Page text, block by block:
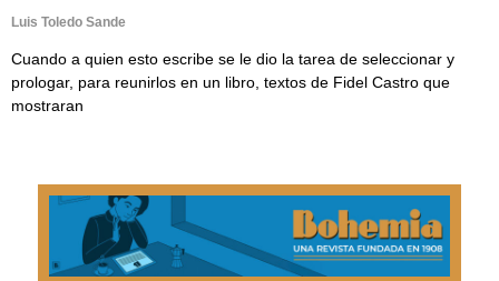
Luis Toledo Sande
Cuando a quien esto escribe se le dio la tarea de seleccionar y
prologar, para reunirlos en un libro, textos de Fidel Castro que
mostraran